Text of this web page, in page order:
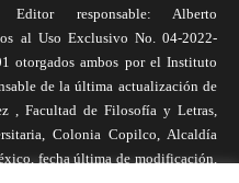
Editor responsable: Alberto
al Uso Exclusivo No. 04-2022-
otorgados ambos por el Instituto
de la última actualización de
, Facultad de Filosofía y Letras,
Colonia Copilco, Alcaldía
fecha última de modificación,